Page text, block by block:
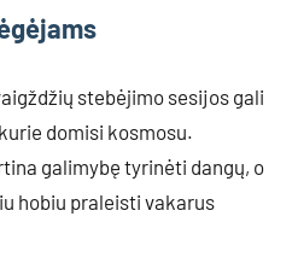
stebėjimo sesijos gali
domisi kosmosu.
galimybę tyrinėti dangų, o
hobiu praleisti vakarus